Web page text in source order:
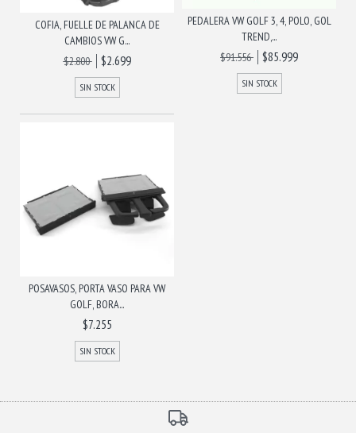
COFIA, FUELLE DE PALANCA DE
CAMBIOS VW G...
$2.800
$2.699
SIN STOCK
PEDALERA VW GOLF 3, 4, POLO, GOL
TREND,...
$91.556
$85.999
SIN STOCK
POSAVASOS, PORTA VASO PARA VW
GOLF, BORA...
$7.255
SIN STOCK